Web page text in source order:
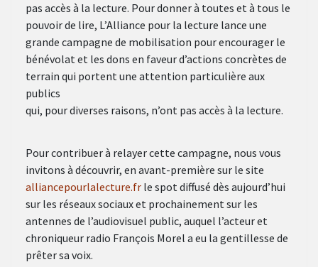
pas accès à la lecture. Pour donner à toutes et à tous le
pouvoir de lire, L’Alliance pour la lecture lance une
grande campagne de mobilisation pour encourager le
bénévolat et les dons en faveur d’actions concrètes de
terrain qui portent une attention particulière aux
publics
qui, pour diverses raisons, n’ont pas accès à la lecture.
Pour contribuer à relayer cette campagne, nous vous
invitons à découvrir, en avant-première sur le site
alliancepourlalecture.fr le spot diffusé dès aujourd’hui
sur les réseaux sociaux et prochainement sur les
antennes de l’audiovisuel public, auquel l’acteur et
chroniqueur radio François Morel a eu la gentillesse de
prêter sa voix.